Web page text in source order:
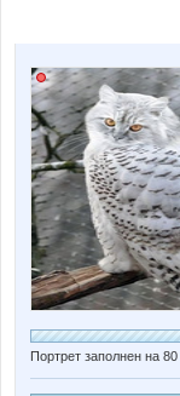
Портрет заполнен на